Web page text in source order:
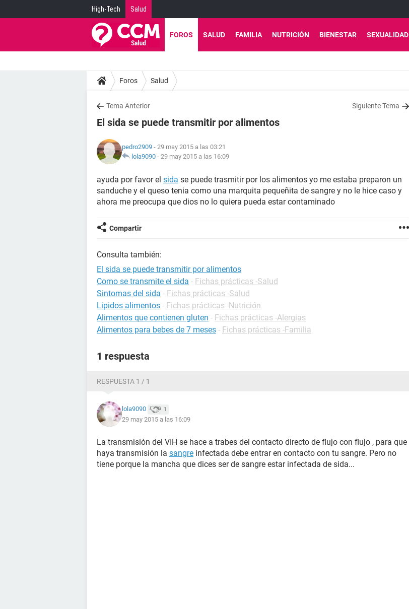
High-Tech Salud
FOROS SALUD FAMILIA NUTRICIÓN BIENESTAR SEXUALIDAD
Foros Salud
Tema Anterior Siguiente Tema
El sida se puede transmitir por alimentos
pedro2909 - 29 may 2015 a las 03:21
lola9090 - 29 may 2015 a las 16:09
ayuda por favor el sida se puede trasmitir por los alimentos yo me estaba preparon un
sanduche y el queso tenia como una marquita pequeñita de sangre y no le hice caso y
ahora me preocupa que dios no lo quiera pueda estar contaminado
Compartir
Consulta también:
El sida se puede transmitir por alimentos
Como se transmite el sida - Fichas prácticas -Salud
Sintomas del sida - Fichas prácticas -Salud
Lipidos alimentos - Fichas prácticas -Nutrición
Alimentos que contienen gluten - Fichas prácticas -Alergias
Alimentos para bebes de 7 meses - Fichas prácticas -Familia
1 respuesta
RESPUESTA 1 / 1
lola9090 1
29 may 2015 a las 16:09
La transmisión del VIH se hace a trabes del contacto directo de flujo con flujo , para que
haya transmisión la sangre infectada debe entrar en contacto con tu sangre. Pero no
tiene porque la mancha que dices ser de sangre estar infectada de sida...